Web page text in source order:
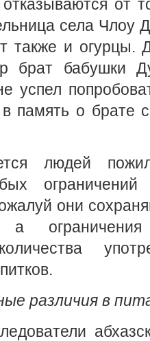
от
села Члоу
также и огурцы.
брат бабушки
успел
память о брате
людей
они
а
различия в